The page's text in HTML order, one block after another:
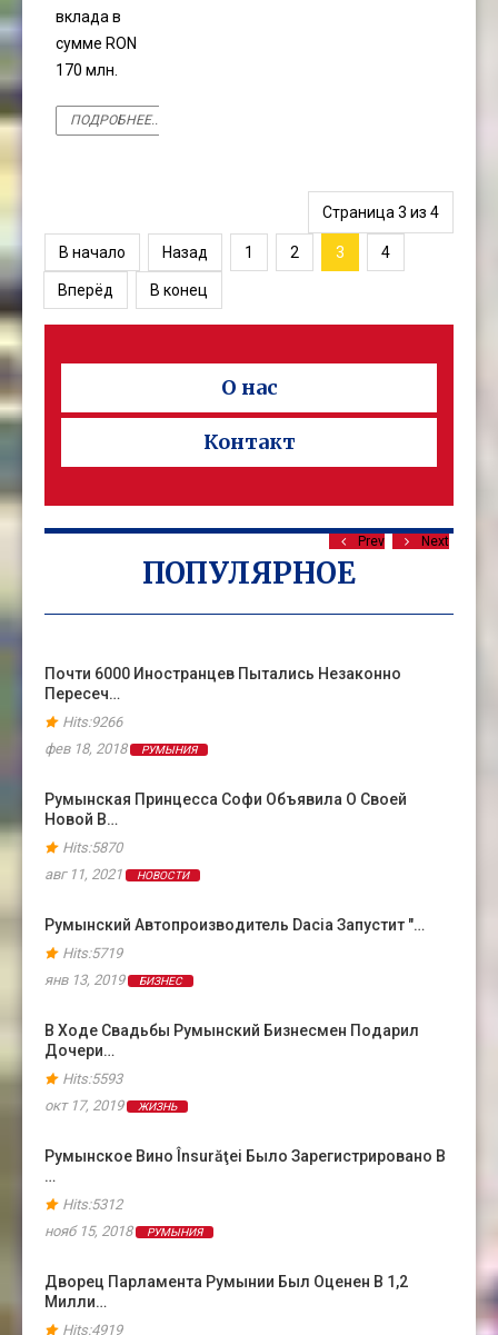
вклада в
сумме RON
170 млн.
ПОДРОБНЕЕ...
Страница 3 из 4
В начало Назад 1 2 3 4
Вперёд В конец
О нас
Контакт
ПОПУЛЯРНОЕ
Prev Next
Почти 6000 Иностранцев Пытались Незаконно
Пересеч…
Hits:9266
фев 18, 2018
РУМЫНИЯ
Румынская Принцесса Софи Объявила О Своей
Новой В…
Hits:5870
авг 11, 2021
НОВОСТИ
Румынский Автопроизводитель Dacia Запустит "…
Hits:5719
янв 13, 2019
БИЗНЕС
В Ходе Свадьбы Румынский Бизнесмен Подарил
Дочери…
Hits:5593
окт 17, 2019
ЖИЗНЬ
Румынское Вино Însurăţei Было Зарегистрировано В
…
Hits:5312
нояб 15, 2018
РУМЫНИЯ
Дворец Парламента Румынии Был Оценен В 1,2
Милли…
Hits:4919